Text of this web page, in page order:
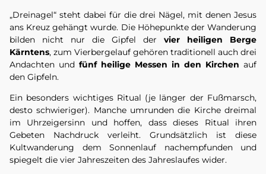
„Dreinagel“ steht dabei für die drei Nägel, mit denen Jesus
ans Kreuz gehängt wurde. Die Höhepunkte der Wanderung
bilden nicht nur die Gipfel der vier heiligen Berge
Kärntens, zum Vierbergelauf gehören traditionell auch drei
Andachten und fünf heilige Messen in den Kirchen auf
den Gipfeln.
Ein besonders wichtiges Ritual (je länger der Fußmarsch,
desto schwieriger). Manche umrunden die Kirche dreimal
im Uhrzeigersinn und hoffen, dass dieses Ritual ihren
Gebeten Nachdruck verleiht. Grundsätzlich ist diese
Kultwanderung dem Sonnenlauf nachempfunden und
spiegelt die vier Jahreszeiten des Jahreslaufes wider.